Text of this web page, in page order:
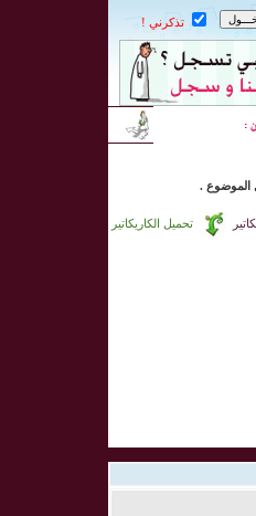
تذكرني !
الموضوع .
تحميل الكاريكاتير